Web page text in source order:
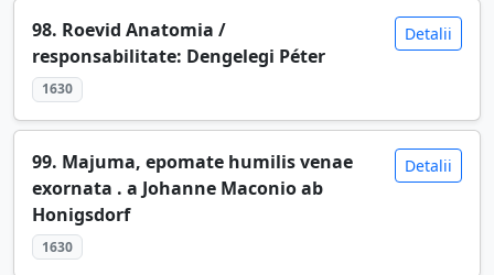
98. Roevid Anatomia /
responsabilitate: Dengelegi Péter
1630
Detalii
99. Majuma, epomate humilis venae
exornata . a Johanne Maconio ab
Honigsdorf
1630
Detalii